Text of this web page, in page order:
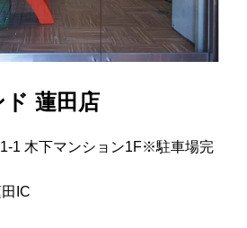
ド 蓮田店
1 木下マンション1F※駐車場完
IC